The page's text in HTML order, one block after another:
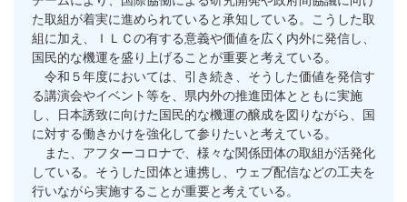
た取組が着実に進められていると承知している。こうした取
組に加え、ＩＬＣの有する意義や価値を広く内外に発信し、
国民的な機運を盛り上げることが重要と考えている。
令和５年度においては、引き続き、そうした価値を発信す
る講演会やイベント等を、県内外の推進団体とともに実施
し、日本誘致に向けた国民的な機運の醸成を図りながら、国
に対する働きかけを強化して参りたいと考えている。
また、アフターコロナで、様々な関係団体の取組が活発化
している。そうした団体と連携し、ウェブ配信などの工夫を
行いながら実施することが重要と考えている。